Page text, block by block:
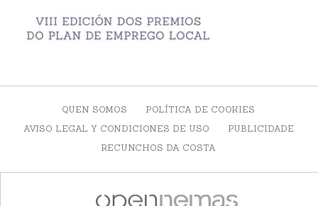
QUEN SOMOS
POLÍTICA DE COOKIES
AVISO LEGAL Y CONDICIONES DE USO
PUBLICIDADE
RECUNCHOS DA COSTA